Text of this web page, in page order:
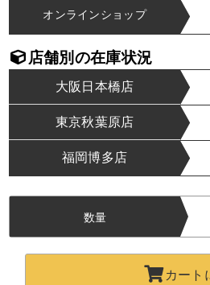
オンラインショップ
店舗別の在庫状況
大阪日本橋店
東京秋葉原店
福岡博多店
数量
カート